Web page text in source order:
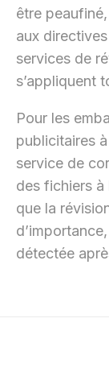
être
aux
services de
s’appliquent
Pour les
publicitaires
service de
des fichiers à
que la
détectée